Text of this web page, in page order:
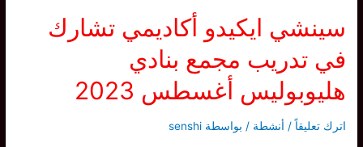
سينشي ايكيدو أكاديمي تشارك
في تدريب مجمع بنادي
هليوبوليس أغسطس 2023
اترك تعليقاً / أنشطة / بواسطة senshi